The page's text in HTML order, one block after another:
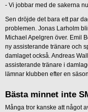
- Vi jobbar med de sakerna
Sen dröjde det bara ett par
problemen. Jonas Larholm
Michael Apelgren över. Emil
ny assisterande tränare och
damlaget också. Andreas
assisterande tränare i
lämnar klubben efter en
Bästa minnet inte
Många tror kanske att något